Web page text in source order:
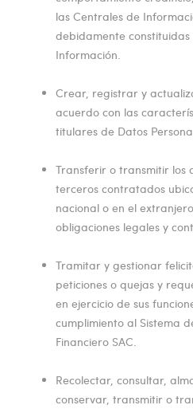
las Centrales de
debidamente
Información.
Crear, registrar y
acuerdo con las
titulares de Datos
Transferir o transmitir los
terceros contratados
nacional o en el
obligaciones legales y
Tramitar y gestionar
peticiones o quejas y
en ejercicio de sus
cumplimiento al Sistema
Financiero SAC.
Recolectar, consultar,
conservar, transmitir o